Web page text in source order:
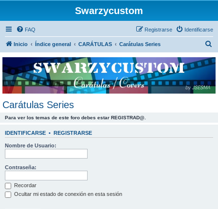
Swarzycustom
FAQ Identificarse
Registrarse
Inicio Índice general CARÁTULAS Carátulas Series
c
Carátulas Series
Para ver los temas de este foro debes estar REGISTRAD@.
IDENTIFICARSE • REGISTRARSE
Nombre de Usuario:
Contraseña:
Recordar
Ocultar mi estado de conexión en esta sesión